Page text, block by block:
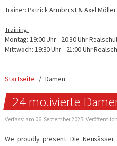
Trainer: Patrick Armbrust & Axel Möller
Training:
Montag: 19:00 Uhr - 20:30 Uhr
Mittwoch: 19:30 Uhr - 21:00 Uhr
Startseite Damen
24 motivierte
Verfasst am 06. September 2025.
We proudly present: Die